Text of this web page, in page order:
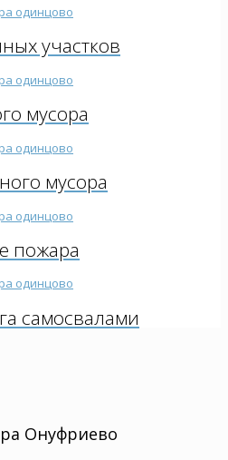
участков
мусора
мусора
пожара
самосвалами
Онуфриево